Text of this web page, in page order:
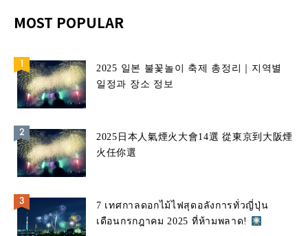
MOST POPULAR
2025 일본 불꽃놀이 축제 총정리｜지역별
일정과 장소 정보
2025日本人氣煙火大會14選 從東京到大阪煙
火任你選
7 เทศกาลดอกไม้ไฟสุดอลังการทั่วญี่ปุ่น
เดือนกรกฎาคม 2025 ที่ห้ามพลาด!